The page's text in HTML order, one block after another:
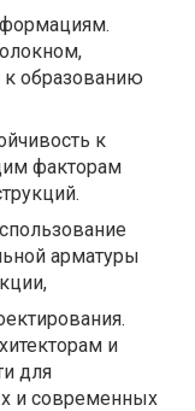
к образованию
к
факторам
арматуры
и
для
и современных